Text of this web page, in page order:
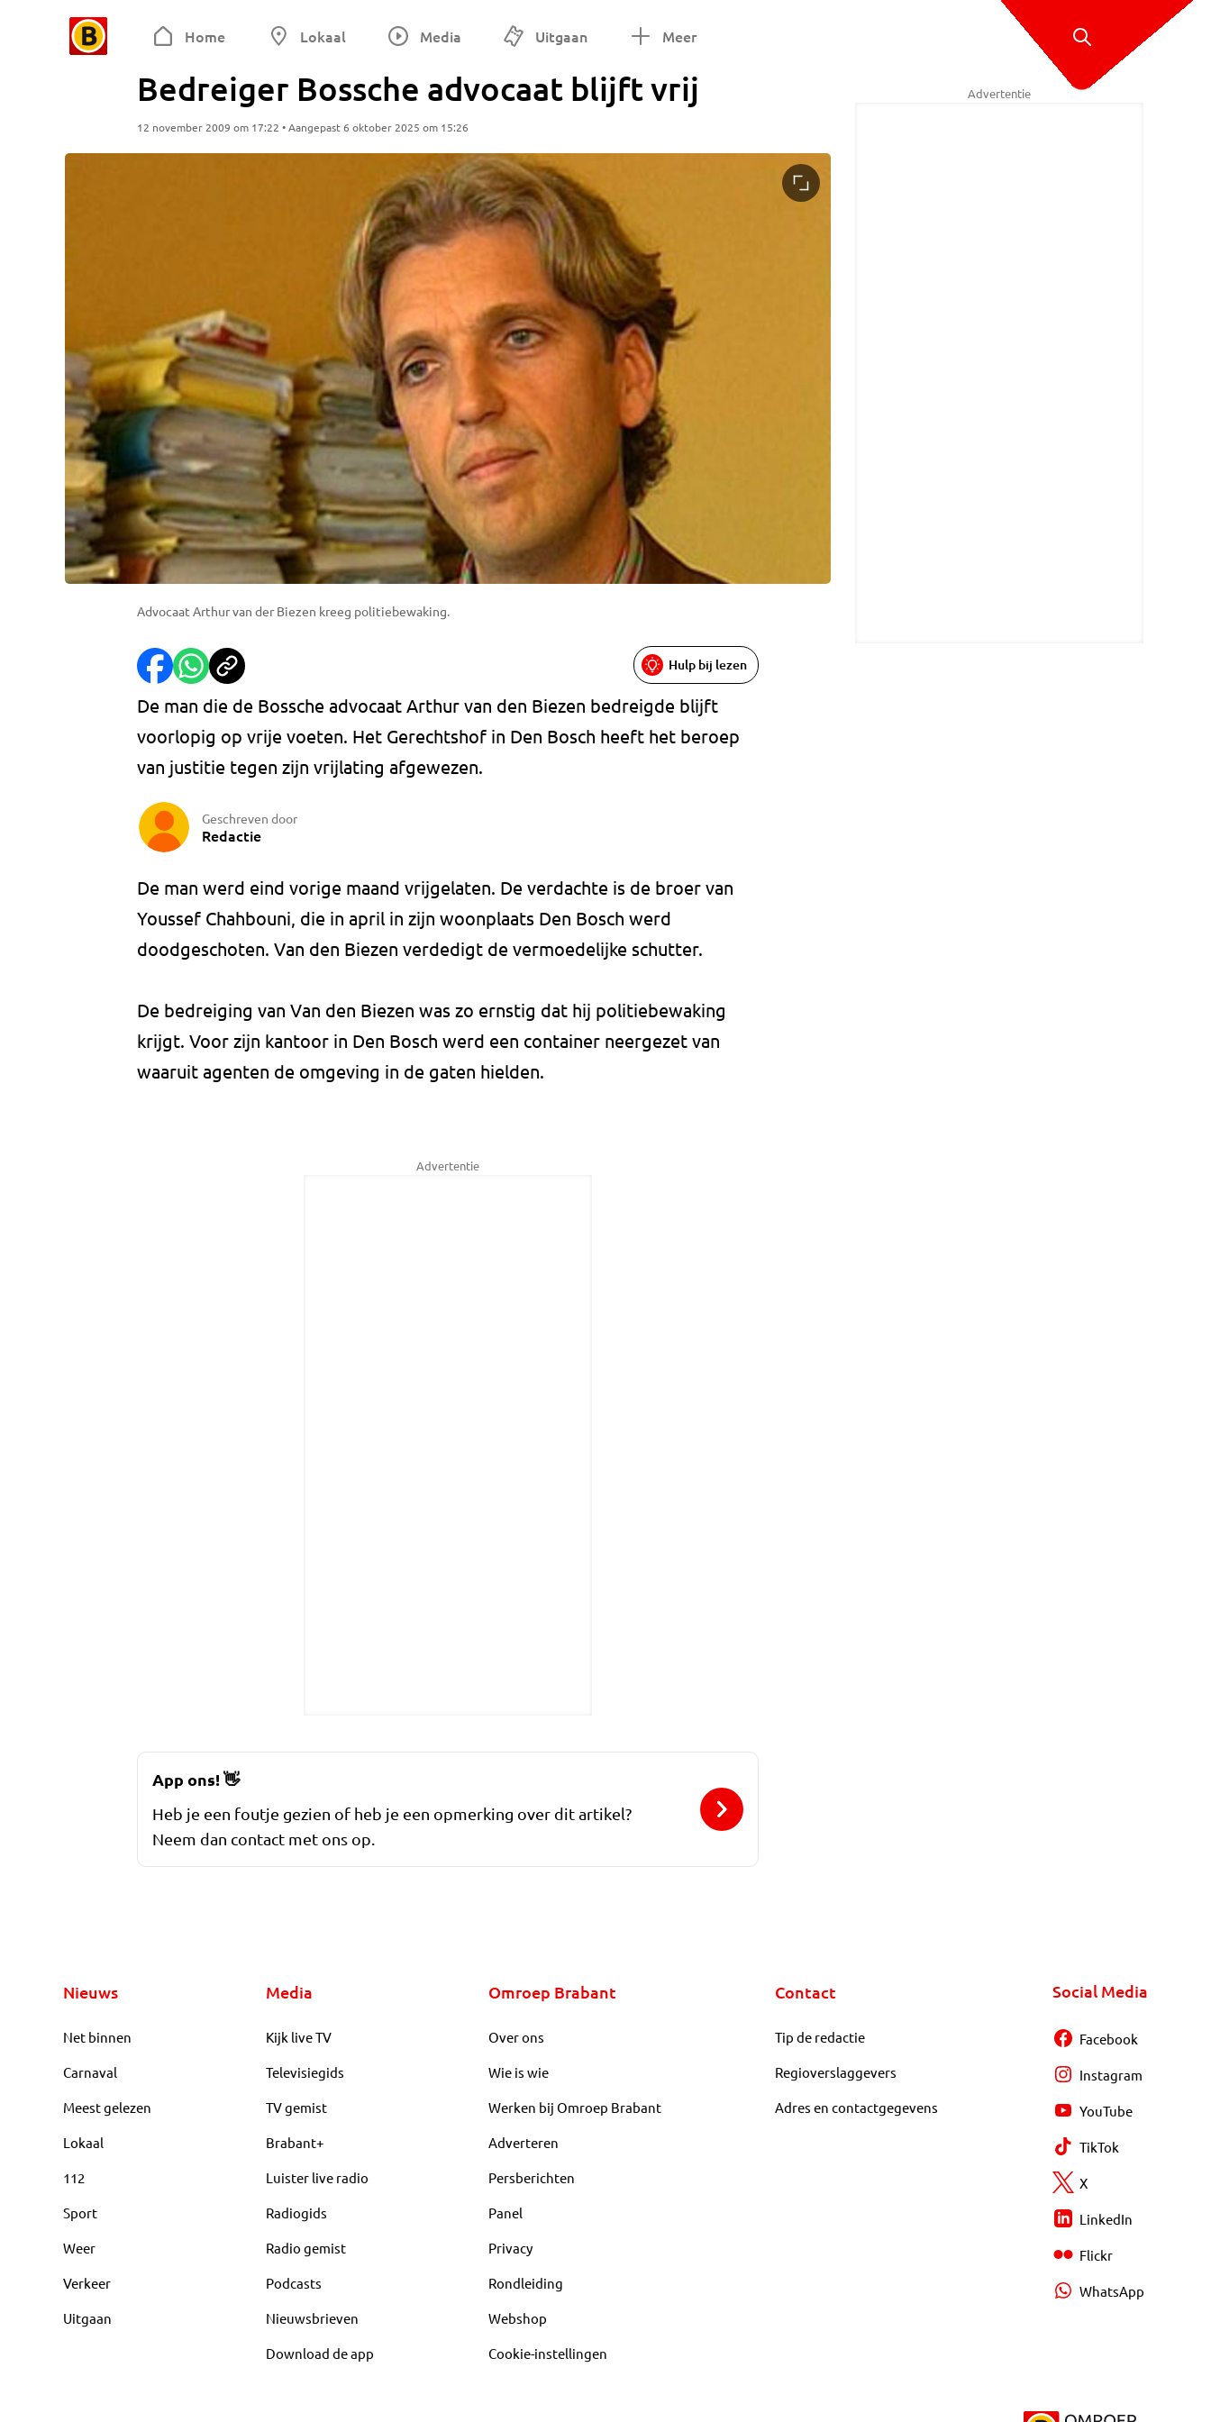
Home Lokaal Media Uitgaan Meer
Bedreiger Bossche advocaat blijft vrij
12 november 2009 om 17:22 • Aangepast 6 oktober 2025 om 15:26
Advocaat Arthur van der Biezen kreeg politiebewaking.
Hulp bij lezen
De man die de Bossche advocaat Arthur van den Biezen bedreigde blijft
voorlopig op vrije voeten. Het Gerechtshof in Den Bosch heeft het beroep
van justitie tegen zijn vrijlating afgewezen.
Geschreven door
Redactie
De man werd eind vorige maand vrijgelaten. De verdachte is de broer van
Youssef Chahbouni, die in april in zijn woonplaats Den Bosch werd
doodgeschoten. Van den Biezen verdedigt de vermoedelijke schutter.
De bedreiging van Van den Biezen was zo ernstig dat hij politiebewaking
krijgt. Voor zijn kantoor in Den Bosch werd een container neergezet van
waaruit agenten de omgeving in de gaten hielden.
Advertentie
Advertentie
App ons!👋
Heb je een foutje gezien of heb je een opmerking over dit artikel?
Neem dan contact met ons op.
Nieuws
Net binnen
Carnaval
Meest gelezen
Lokaal
112
Sport
Weer
Verkeer
Uitgaan
Media
Kijk live TV
Televisiegids
TV gemist
Brabant+
Luister live radio
Radiogids
Radio gemist
Podcasts
Nieuwsbrieven
Download de app
Omroep Brabant
Over ons
Wie is wie
Werken bij Omroep Brabant
Adverteren
Persberichten
Panel
Privacy
Rondleiding
Webshop
Cookie-instellingen
Contact
Tip de redactie
Regioverslaggevers
Adres en contactgegevens
Social Media
Facebook
Instagram
YouTube
TikTok
X
LinkedIn
Flickr
WhatsApp